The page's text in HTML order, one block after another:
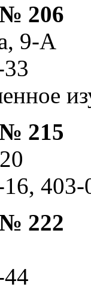
206
9-А
215
403-
222